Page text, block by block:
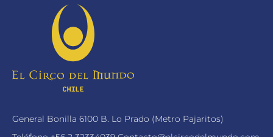
General Bonilla 6100 B. Lo Prado (Metro Pajaritos)